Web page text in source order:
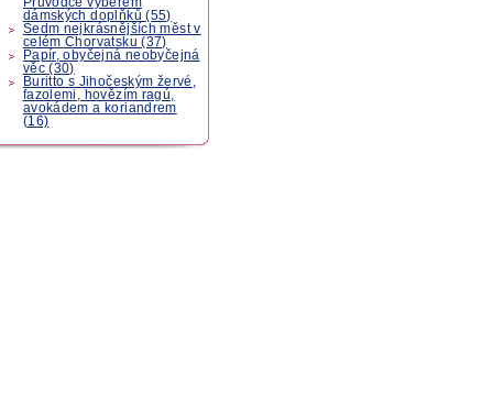
dámských doplňků (55)
Sedm nejkrásnějších měst v
celém Chorvatsku (37)
Papír, obyčejná neobyčejná
věc (30)
Buritto s Jihočeským žervé,
fazolemi, hovězím ragú,
avokádem a koriandrem
(16)